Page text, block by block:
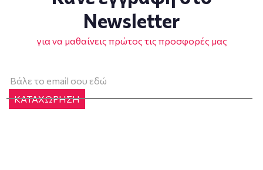
Newsletter
για να μαθαίνεις πρώτος τις προσφορές μας
ΚΑΤΑΧΩΡΗΣΗ